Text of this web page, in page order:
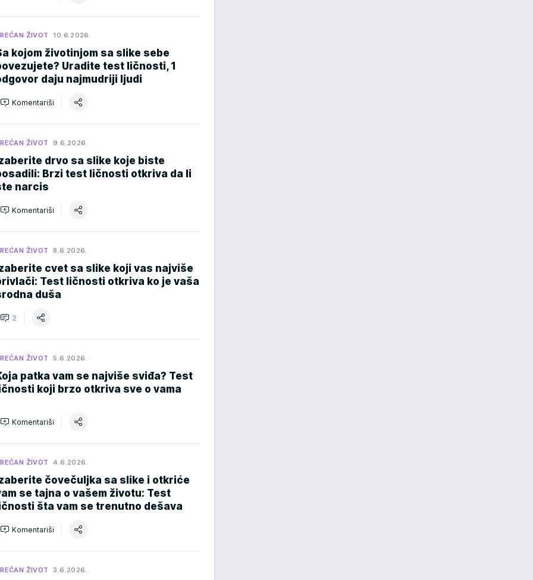
ŽIVOT 10.6.2026.
kojom životinjom sa slike sebe
Uradite test ličnosti, 1
daju najmudriji ljudi
Komentariši
ŽIVOT 9.6.2026.
drvo sa slike koje biste
Brzi test ličnosti otkriva da li
narcis
Komentariši
ŽIVOT 8.6.2026.
cvet sa slike koji vas najviše
Test ličnosti otkriva ko je vaša
duša
2
ŽIVOT 5.6.2026.
patka vam se najviše sviđa? Test
koji brzo otkriva sve o vama
Komentariši
ŽIVOT 4.6.2026.
čovečuljka sa slike i otkriće
se tajna o vašem životu: Test
šta vam se trenutno dešava
Komentariši
ŽIVOT 3.6.2026.